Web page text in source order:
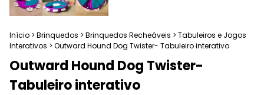
Início > Brinquedos > Brinquedos Recheáveis > Tabuleiros e Jogos
Interativos > Outward Hound Dog Twister- Tabuleiro interativo
Outward Hound Dog Twister-
Tabuleiro interativo